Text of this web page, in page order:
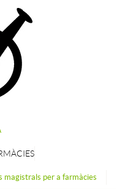
magistrals per a farmàcies